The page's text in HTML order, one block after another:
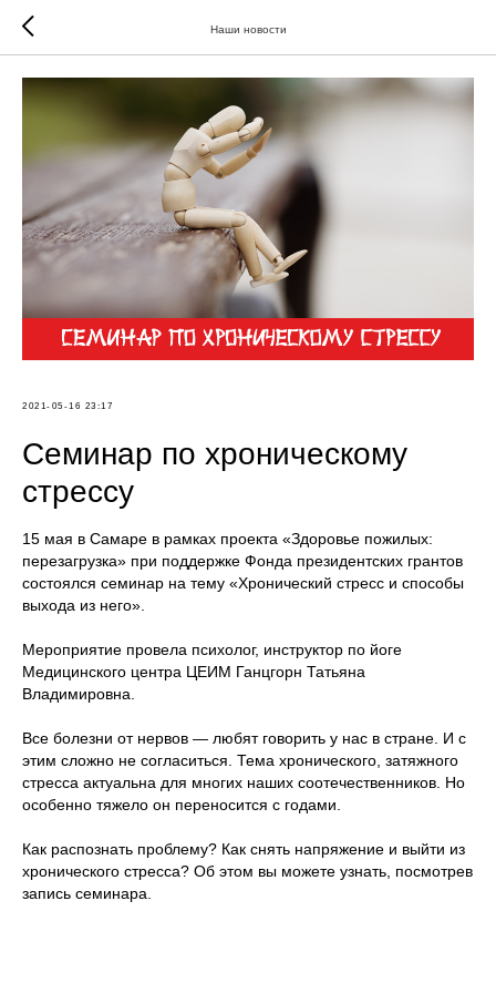
Наши новости
2021-05-16 23:17
Семинар по хроническому
стрессу
15 мая в Самаре в рамках проекта «Здоровье пожилых:
перезагрузка» при поддержке Фонда президентских грантов
состоялся семинар на тему «Хронический стресс и способы
выхода из него».
Мероприятие провела психолог, инструктор по йоге
Медицинского центра ЦЕИМ Ганцгорн Татьяна
Владимировна.
Все болезни от нервов — любят говорить у нас в стране. И с
этим сложно не согласиться. Тема хронического, затяжного
стресса актуальна для многих наших соотечественников. Но
особенно тяжело он переносится с годами.
Как распознать проблему? Как снять напряжение и выйти из
хронического стресса? Об этом вы можете узнать, посмотрев
запись семинара.